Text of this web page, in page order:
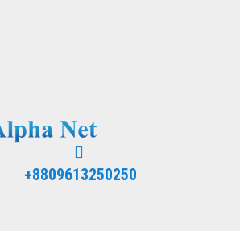
+8809613250250